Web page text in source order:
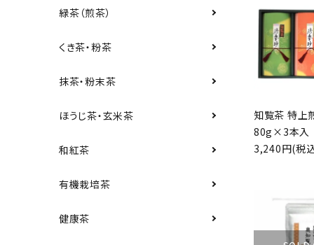
受付時間：9:00～18:00
緑茶（煎茶）
くき茶・粉茶
抹茶・粉末茶
ほうじ茶・玄米茶
和紅茶
有機栽培茶
健康茶
知覧茶 特上
80g×3本入
3,240円(税